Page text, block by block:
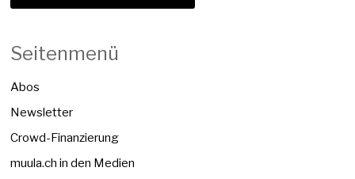
Seitenmenü
Abos
Newsletter
Crowd-Finanzierung
muula.ch in den Medien